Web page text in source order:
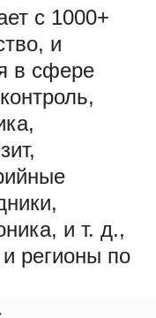
с 1000+
и
в сфере
и т. д.,
регионы по